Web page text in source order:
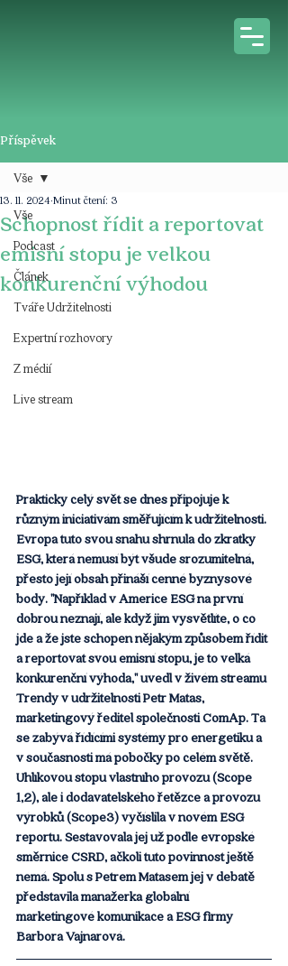
Příspěvek
Vše
Podcast
Článek
Tváře Udržitelnosti
Expertní rozhovory
Z médií
Live stream
Vše
Schopnost řídit a reportovat
emisní stopu je velkou
konkurenční výhodou
13. 11. 2024 Minut čtení: 3
Prakticky celý svět se dnes připojuje k
různým iniciativám směřujícím k udržitelnosti.
Evropa tuto svou snahu shrnula do zkratky
ESG, která nemusí být všude srozumitelná,
přesto její obsah přináší cenné byznysové
body. "Například v Americe ESG na první
dobrou neznají, ale když jim vysvětlíte, o co
jde a že jste schopen nějakým způsobem řídit
a reportovat svou emisní stopu, je to velká
konkurenční výhoda," uvedl v živém streamu
Trendy v udržitelnosti Petr Matas,
marketingový ředitel společnosti ComAp. Ta
se zabývá řídícími systémy pro energetiku a
v současnosti má pobočky po celém světě.
Uhlíkovou stopu vlastního provozu (Scope
1,2), ale i dodavatelského řetězce a provozu
výrobků (Scope3) vyčíslila v novém ESG
reportu. Sestavovala jej už podle evropské
směrnice CSRD, ačkoli tuto povinnost ještě
nemá. Spolu s Petrem Matasem jej v debatě
představila manažerka globální
marketingové komunikace a ESG firmy
Barbora Vajnarová.